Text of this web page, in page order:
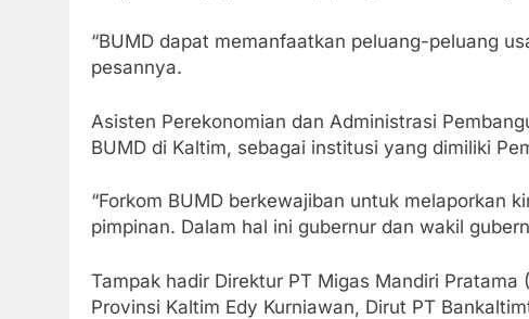
“BUMD dapat memanfaatkan peluang-peluang
pesannya.
Asisten Perekonomian dan Administrasi
BUMD di Kaltim, sebagai institusi yang dimiliki
“Forkom BUMD berkewajiban untuk melaporkan
pimpinan. Dalam hal ini gubernur dan wakil
Tampak hadir Direktur PT Migas Mandiri
Provinsi Kaltim Edy Kurniawan, Dirut PT